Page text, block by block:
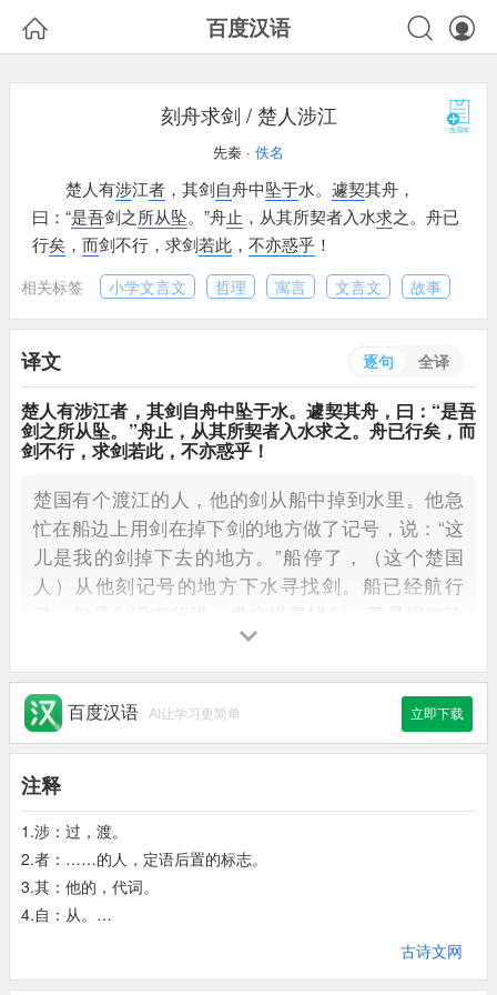
 百度汉语 

刻舟求剑 / 楚人涉江
先秦 · 佚名
楚人有涉江者 ， 其剑自舟中坠于水。 遽契其舟，
曰： “是吾剑之所从坠。”舟止 ， 从其所契者入水求之。 舟已
行矣 ， 而剑不行， 求剑若此 ， 不亦惑乎 ！
相关标签 小学文言文 哲理 寓言 文言文 故事
译文 逐句 全译
楚人有涉江者 ， 其剑自舟中坠于水。遽契其舟， 曰： “是吾
剑之所从坠。”舟止， 从其所契者入水求之。 舟已行矣 ，而
剑不行， 求剑若此， 不亦惑乎 ！
楚国有个渡江的人， 他的剑从船中掉到水里。他急
忙在船边上用剑在掉下剑的地方做了记号， 说： “这
儿是我的剑掉下去的地方。”船停了，
（这个楚国
人）从他刻记号的地方下水寻找剑。 船已经航行
像这样寻找剑，
百度汉语 AI让学习更简单 立即下载
注释
1.涉：过，渡。
2.者：……的人，定语后置的标志。
3.其：他的，代词。
4.自：从。
古诗文网